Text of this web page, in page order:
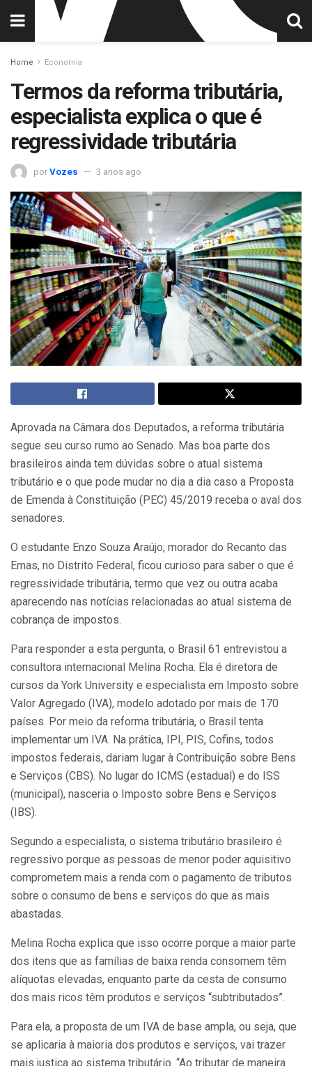
Home Economia
Termos da reforma tributária,
especialista explica o que é
regressividade tributária
por Vozes 3 anos ago
Aprovada na Câmara dos Deputados, a reforma tributária
segue seu curso rumo ao Senado. Mas boa parte dos
brasileiros ainda tem dúvidas sobre o atual sistema
tributário e o que pode mudar no dia a dia caso a Proposta
de Emenda à Constituição (PEC) 45/2019 receba o aval dos
senadores.
O estudante Enzo Souza Araújo, morador do Recanto das
Emas, no Distrito Federal, ficou curioso para saber o que é
regressividade tributária, termo que vez ou outra acaba
aparecendo nas notícias relacionadas ao atual sistema de
cobrança de impostos.
Para responder a esta pergunta, o Brasil 61 entrevistou a
consultora internacional Melina Rocha. Ela é diretora de
cursos da York University e especialista em Imposto sobre
Valor Agregado (IVA), modelo adotado por mais de 170
países. Por meio da reforma tributária, o Brasil tenta
implementar um IVA. Na prática, IPI, PIS, Cofins, todos
impostos federais, dariam lugar à Contribuição sobre Bens
e Serviços (CBS). No lugar do ICMS (estadual) e do ISS
(municipal), nasceria o Imposto sobre Bens e Serviços
(IBS).
Segundo a especialista, o sistema tributário brasileiro é
regressivo porque as pessoas de menor poder aquisitivo
comprometem mais a renda com o pagamento de tributos
sobre o consumo de bens e serviços do que as mais
abastadas.
Melina Rocha explica que isso ocorre porque a maior parte
dos itens que as famílias de baixa renda consomem têm
alíquotas elevadas, enquanto parte da cesta de consumo
dos mais ricos têm produtos e serviços “subtributados”.
Para ela, a proposta de um IVA de base ampla, ou seja, que
se aplicaria à maioria dos produtos e serviços, vai trazer
mais justiça ao sistema tributário. “Ao tributar de maneira